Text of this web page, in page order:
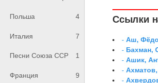
Польша 4
Италия 7
Песни Союза ССР 1
Франция 9
Ссылки
-Аш,
- Бахман,
-Ашик,
-
-